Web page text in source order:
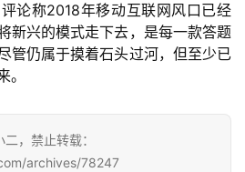
论称2018年移动互联网风口已经
新兴的模式走下去，是每一款答题
管仍属于摸着石头过河，但至少已
，禁止转载：
archives/78247